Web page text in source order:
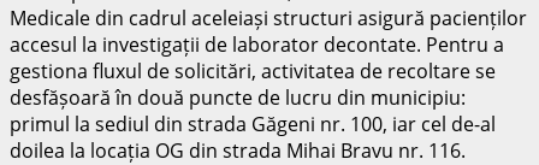
Medicale din cadrul aceleiași structuri asigură pacienților
accesul la investigații de laborator decontate. Pentru a
gestiona fluxul de solicitări, activitatea de recoltare se
desfășoară în două puncte de lucru din municipiu:
primul la sediul din strada Găgeni nr. 100, iar cel de-al
doilea la locația OG din strada Mihai Bravu nr. 116.